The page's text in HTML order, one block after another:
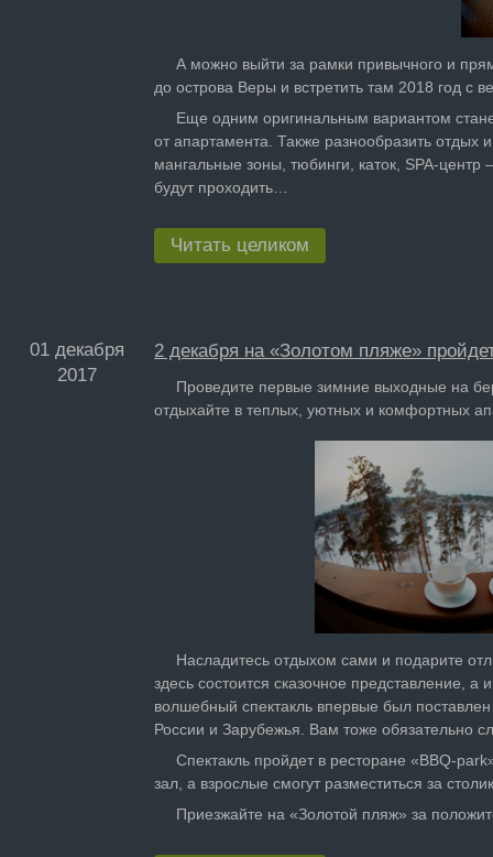
А можно выйти за рамки привычного и
до острова Веры и встретить там 2018 год
Еще одним оригинальным вариантом
от апартамента. Также разнообразить
мангальные зоны, тюбинги, каток, SPA-
будут проходить…
Читать целиком
01 декабря
2017
2 декабря на «Золотом пляже»
Проведите первые зимние выходные на
отдыхайте в теплых, уютных и комфортных
Насладитесь отдыхом сами и подарите
здесь состоится сказочное представление,
волшебный спектакль впервые был
России и Зарубежья. Вам тоже обязательно
Спектакль пройдет в ресторане «BBQ-
зал, а взрослые смогут разместиться за
Приезжайте на «Золотой пляж» за